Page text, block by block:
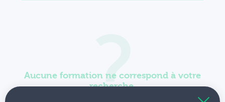
Aucune formation ne correspond à votre
recherche.